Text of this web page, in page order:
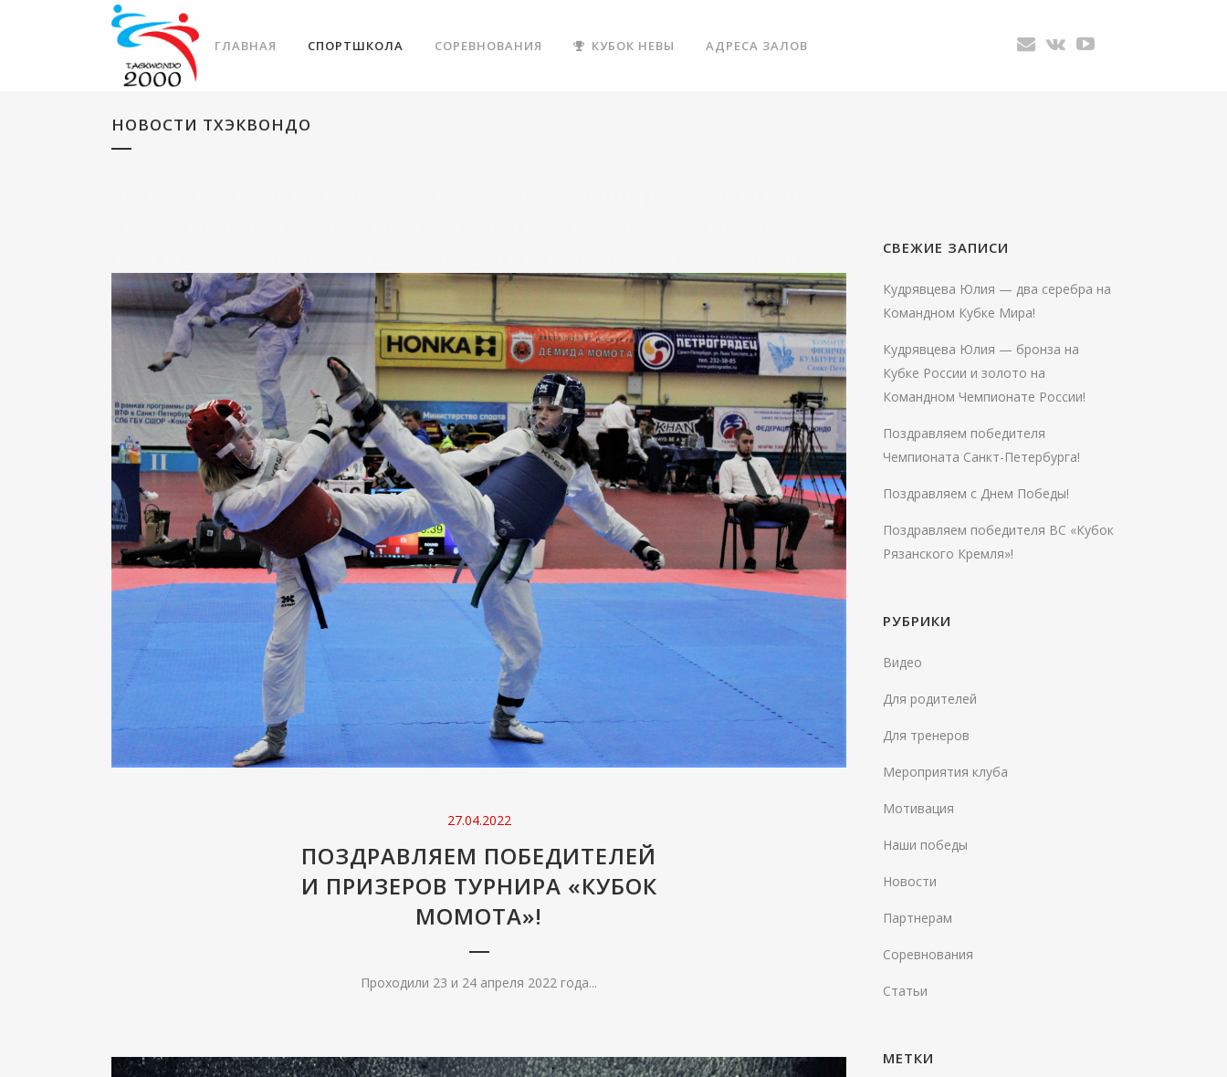
ГЛАВНАЯ СПОРТШКОЛА СОРЕВНОВАНИЯ КУБОК НЕВЫ АДРЕСА ЗАЛОВ
НОВОСТИ ТХЭКВОНДО
27.04.2022
ПОЗДРАВЛЯЕМ ПОБЕДИТЕЛЕЙ
И ПРИЗЕРОВ ТУРНИРА «КУБОК
МОМОТА»!
Проходили 23 и 24 апреля 2022 года...
СВЕЖИЕ ЗАПИСИ
Кудрявцева Юлия — два серебра на
Командном Кубке Мира!
Кудрявцева Юлия — бронза на
Кубке России и золото на
Командном Чемпионате России!
Поздравляем победителя
Чемпионата Санкт-Петербурга!
Поздравляем с Днем Победы!
Поздравляем победителя ВС «Кубок
Рязанского Кремля»!
РУБРИКИ
Видео
Для родителей
Для тренеров
Мероприятия клуба
Мотивация
Наши победы
Новости
Партнерам
Соревнования
Статьи
МЕТКИ